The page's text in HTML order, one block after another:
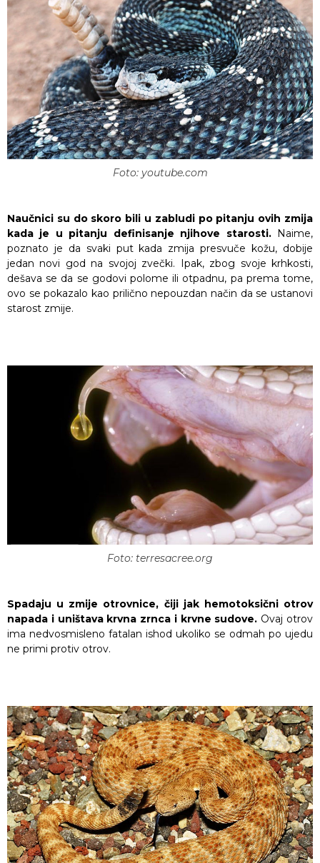
Foto: youtube.com
Naučnici su do skoro bili u zabludi po pitanju ovih zmija
kada je u pitanju definisanje njihove starosti. Naime,
poznato je da svaki put kada zmija presvuče kožu, dobije
jedan novi god na svojoj zvečki. Ipak, zbog svoje krhkosti,
dešava se da se godovi polome ili otpadnu, pa prema tome,
ovo se pokazalo kao prilično nepouzdan način da se ustanovi
starost zmije.
Foto: terresacree.org
Spadaju u zmije otrovnice, čiji jak hemotoksični otrov
napada i uništava krvna zrnca i krvne sudove. Ovaj otrov
ima nedvosmisleno fatalan ishod ukoliko se odmah po ujedu
ne primi protiv otrov.